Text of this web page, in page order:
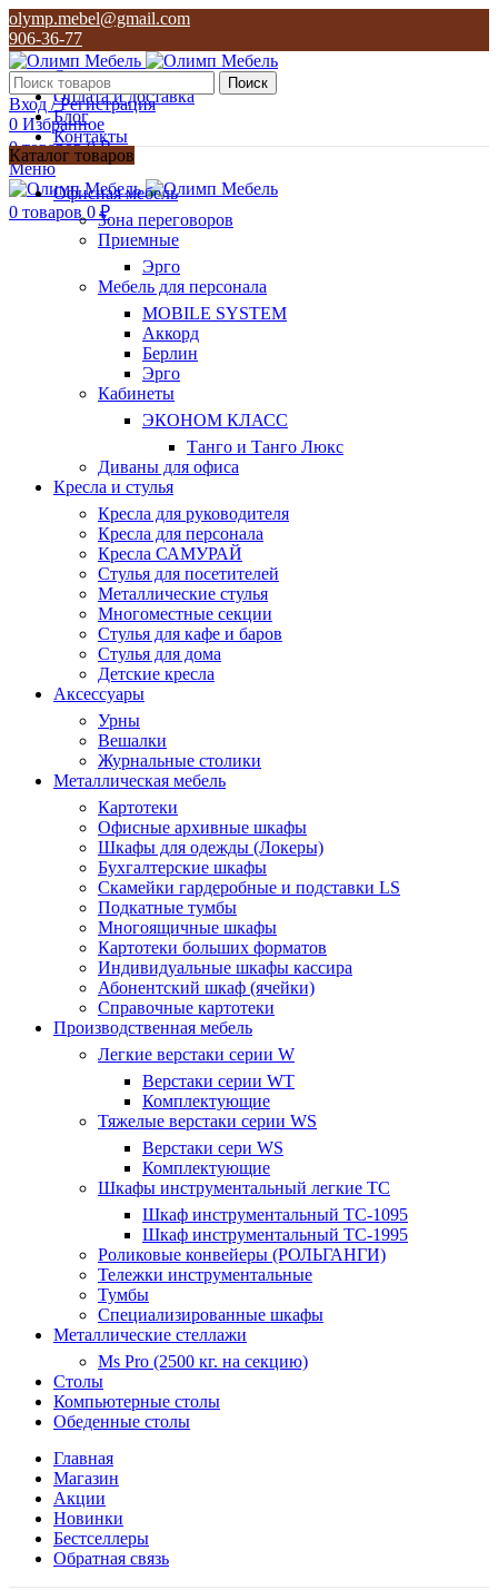
olymp.mebel@gmail.com
906-36-77
О нас
Оплата и доставка
Блог
Контакты
906-36-77
Поиск
Вход / Регистрация
0 Избранное
0товаров 0₽
Меню
0 товаров 0₽
Каталог товаров
Офисная мебель
Зона переговоров
Приемные
Эрго
Мебель для персонала
MOBILE SYSTEM
Аккорд
Берлин
Эрго
Кабинеты
ЭКОНОМ КЛАСС
Танго и Танго Люкс
Диваны для офиса
Кресла и стулья
Кресла для руководителя
Кресла для персонала
Кресла САМУРАЙ
Стулья для посетителей
Металлические стулья
Многоместные секции
Стулья для кафе и баров
Стулья для дома
Детские кресла
Аксессуары
Урны
Вешалки
Журнальные столики
Металлическая мебель
Картотеки
Офисные архивные шкафы
Шкафы для одежды (Локеры)
Бухгалтерские шкафы
Скамейки гардеробные и подставки LS
Подкатные тумбы
Многоящичные шкафы
Картотеки больших форматов
Индивидуальные шкафы кассира
Абонентский шкаф (ячейки)
Справочные картотеки
Производственная мебель
Легкие верстаки серии W
Верстаки серии WT
Комплектующие
Тяжелые верстаки серии WS
Верстаки сери WS
Комплектующие
Шкафы инструментальный легкие ТС
Шкаф инструментальный TC-1095
Шкаф инструментальный TC-1995
Роликовые конвейеры (РОЛЬГАНГИ)
Тележки инструментальные
Тумбы
Специализированные шкафы
Металлические стеллажи
Ms Pro (2500 кг. на секцию)
Столы
Компьютерные столы
Обеденные столы
Главная
Магазин
Акции
Новинки
Бестселлеры
Обратная связь